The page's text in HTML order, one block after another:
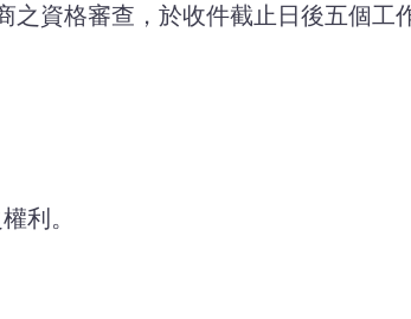
之資格審查，於收件截止日後五個工
利。